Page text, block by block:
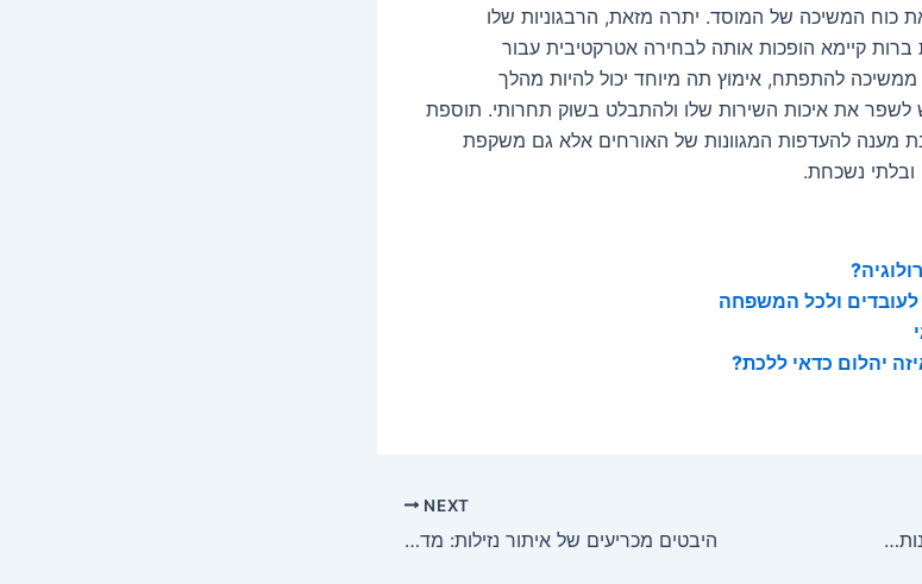
כוח המשיכה של המוסד. יתרה מזאת, הרבגוניות שלו
קיימא הופכות אותה לבחירה אטרקטיבית עבור
להתפתח, אימוץ תה מיוחד יכול להיות מהלך
את איכות השירות שלו ולהתבלט בשוק תחרותי. תוספת
מענה להעדפות המגוונות של האורחים אלא גם משקפת
ובלתי נשכחת.
ולכל המשפחה
יהלום כדאי ללכת?
לגלות את האלגנטיות הביתית: תובנות מומחים על מחירי אסטרוטיק
NEXT
היבטים מכריעים של איתור נזילות: מדריך